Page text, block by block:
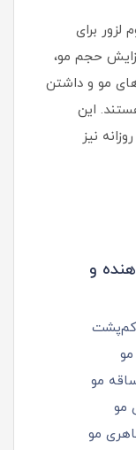
برای
حجم مو،
مو و داشتن
این
نیز
و
کم‌پشت
مو
مو
مو